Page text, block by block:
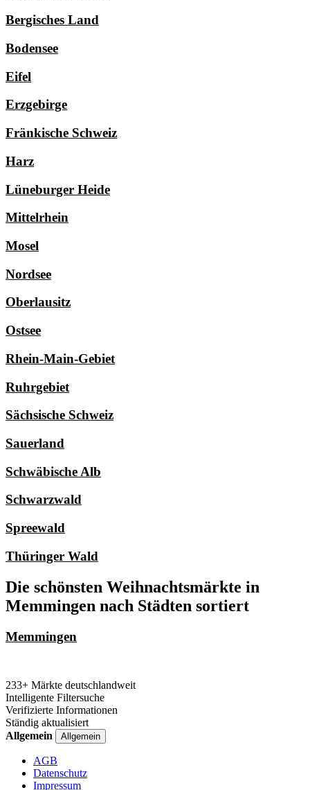
Bergisches Land
Bodensee
Eifel
Erzgebirge
Fränkische Schweiz
Harz
Lüneburger Heide
Mittelrhein
Mosel
Nordsee
Oberlausitz
Ostsee
Rhein-Main-Gebiet
Ruhrgebiet
Sächsische Schweiz
Sauerland
Schwäbische Alb
Schwarzwald
Spreewald
Thüringer Wald
Die schönsten Weihnachtsmärkte in
Memmingen nach Städten sortiert
Memmingen
233+ Märkte deutschlandweit
Intelligente Filtersuche
Verifizierte Informationen
Ständig aktualisiert
Allgemein
Allgemein
AGB
Datenschutz
Impressum